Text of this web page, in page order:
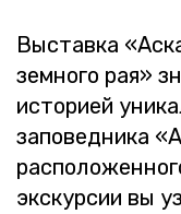
Вы­став­ка
зем­но­го рая»
ис­то­ри­ей
за­по­вед­ни­ка
экс­кур­сии вы